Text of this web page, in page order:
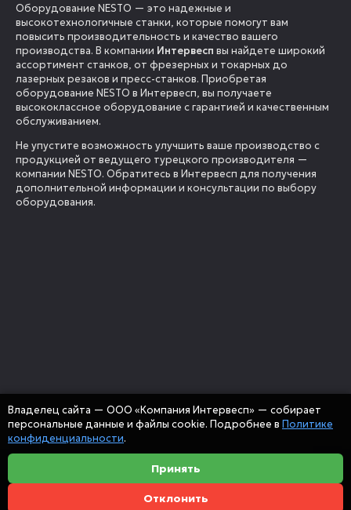
Оборудование NESTO — это надежные и
высокотехнологичные станки, которые помогут вам
повысить производительность и качество вашего
производства. В компании Интервесп вы найдете широкий
ассортимент станков, от фрезерных и токарных до
лазерных резаков и пресс-станков. Приобретая
оборудование NESTO в Интервесп, вы получаете
высококлассное оборудование с гарантией и качественным
обслуживанием.
Не упустите возможность улучшить ваше производство с
продукцией от ведущего турецкого производителя —
компании NESTO. Обратитесь в Интервесп для получения
дополнительной информации и консультации по выбору
оборудования.
Владелец сайта — ООО «Компания Интервесп» — собирает
персональные данные и файлы cookie. Подробнее в Политике
конфиденциальности.
Принять
Отклонить